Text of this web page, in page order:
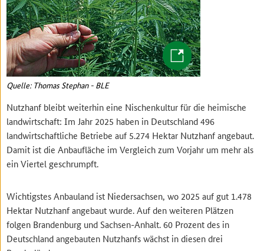
Quelle: Thomas Stephan - BLE
Nutzhanf bleibt weiterhin eine Nischenkultur für die heimische
landwirtschaft: Im Jahr 2025 haben in Deutschland 496
landwirtschaftliche Betriebe auf 5.274 Hektar Nutzhanf angebaut.
Damit ist die Anbaufläche im Vergleich zum Vorjahr um mehr als
ein Viertel geschrumpft.
Wichtigstes Anbauland ist Niedersachsen, wo 2025 auf gut 1.478
Hektar Nutzhanf angebaut wurde. Auf den weiteren Plätzen
folgen Brandenburg und Sachsen-Anhalt. 60 Prozent des in
Deutschland angebauten Nutzhanfs wächst in diesen drei